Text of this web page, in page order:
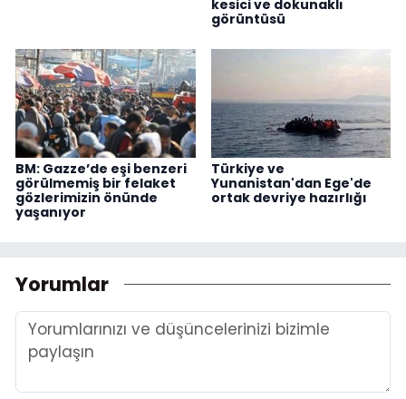
kesici ve dokunaklı
görüntüsü
BM: Gazze’de eşi benzeri
görülmemiş bir felaket
gözlerimizin önünde
yaşanıyor
Türkiye ve
Yunanistan'dan Ege'de
ortak devriye hazırlığı
Yorumlar